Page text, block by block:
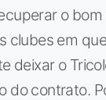
o
clubes em
deixar o
do contrato.